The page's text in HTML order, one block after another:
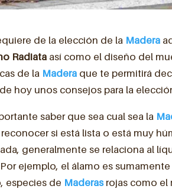
de la elección de la Madera
Radiata así como el diseño del
de la Madera que te permitirá
hoy unos consejos para la
saber que sea cual sea la
si está lista o está muy
generalmente se relaciona al
ejemplo, el álamo es
especies de Maderasrojas como el